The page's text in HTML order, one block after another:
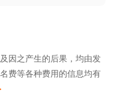
上报差异、呆滞、残
因之产生的后果，均由发
费等各种费用的信息均有